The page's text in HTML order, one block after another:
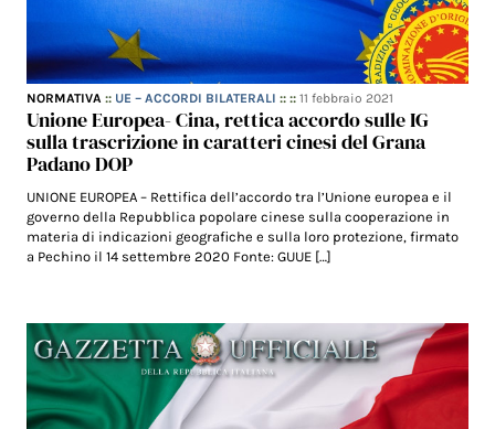
NORMATIVA :: UE – ACCORDI BILATERALI :: ::11 febbraio 2021
Unione Europea- Cina, rettica accordo sulle IG
sulla trascrizione in caratteri cinesi del Grana
Padano DOP
UNIONE EUROPEA – Rettifica dell’accordo tra l’Unione europea e il
governo della Repubblica popolare cinese sulla cooperazione in
materia di indicazioni geografiche e sulla loro protezione, firmato
a Pechino il 14 settembre 2020 Fonte: GUUE […]